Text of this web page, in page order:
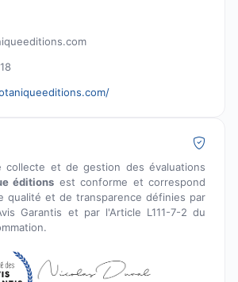
collecte et de gestion des évaluations
éditions est conforme et correspond
qualité et de transparence définies par
Garantis et par l'Article L111-7-2 du